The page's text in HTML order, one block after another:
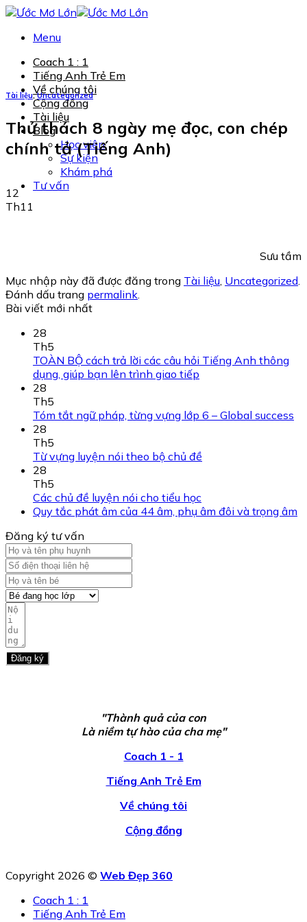
Chuyển
Menu
Coach 1 : 1
Tiếng Anh Trẻ Em
Về chúng tôi
Cộng đồng
Tài liệu
Blog
Học viên
Sự kiện
Khám phá
Tư vấn
Tài liệu,Uncategorized
Thử thách 8 ngày mẹ đọc, con chép
chính tả (Tiếng Anh)
12
Th11
Sưu tầm
Mục nhập này đã được đăng trong Tài liệu Uncategorized
Đánh dấu trang permalink
Bài viết mới nhất
28
Th5
TOÀN BỘ cách trả lời các câu hỏi Tiếng Anh thông
dụng, giúp bạn lên trình giao tiếp
28
Th5
Tóm tắt ngữ pháp, từng vựng lớp 6 – Global success
28
Th5
Từ vựng luyện nói theo bộ chủ đề
28
Th5
Các chủ đề luyện nói cho tiểu học
Quy tắc phát âm của 44 âm, phụ âm đôi và trọng âm
Đăng ký tư vấn
Đăng ký
"Thành quả của con
Là niềm tự hào của cha mẹ"
Coach 1 - 1
Tiếng Anh Trẻ Em
Về chúng tôi
Cộng đồng
Copyright 2026 © Web Đẹp 360
Coach 1 : 1
Tiếng Anh Trẻ Em